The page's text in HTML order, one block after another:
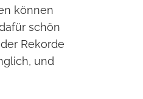
können
schön
Rekorde
und